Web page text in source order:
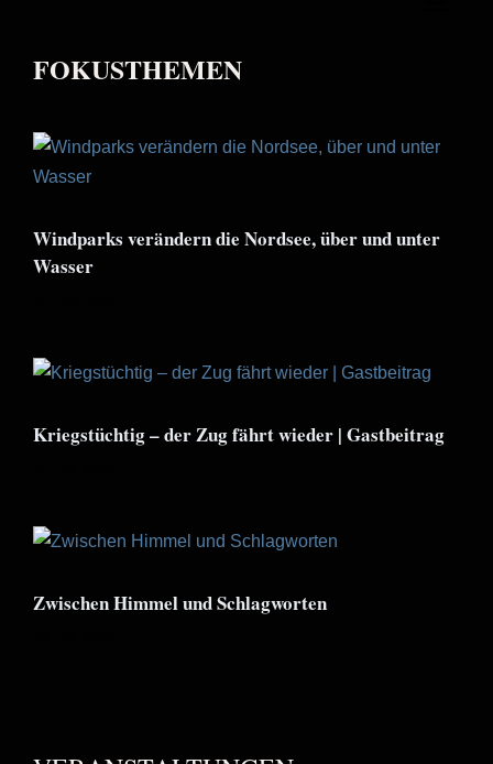
FOKUSTHEMEN
Windparks verändern die Nordsee, über und unter
Wasser
Kriegstüchtig – der Zug fährt wieder | Gastbeitrag
Zwischen Himmel und Schlagworten